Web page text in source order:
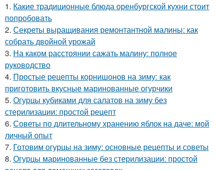
1. Какие традиционные блюда оренбургской кухни стоит
попробовать
2. Секреты выращивания ремонтантной малины: как
собрать двойной урожай
3. На каком расстоянии сажать малину: полное
руководство
4. Простые рецепты корнишонов на зиму: как
приготовить вкусные маринованные огурчики
5. Огурцы кубиками для салатов на зиму без
стерилизации: простой рецепт
6. Советы по длительному хранению яблок на даче: мой
личный опыт
7. Готовим огурцы на зиму: основные рецепты и советы
8. Огурцы маринованные без стерилизации: простой